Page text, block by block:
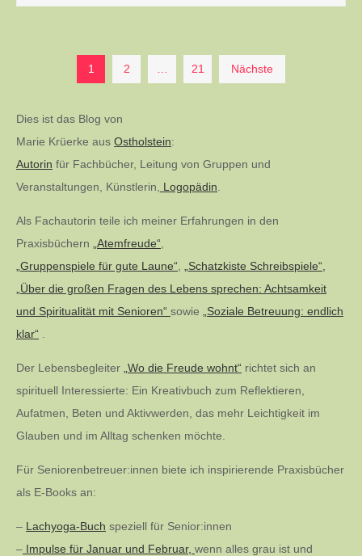
Seitennummerierung
der
Beiträge
1 2 21 Nächste
Dies ist das Blog von
Marie Krüerke aus Ostholstein:
Autorin für Fachbücher, Leitung von Gruppen und
Veranstaltungen, Künstlerin,
Logopädin
Als Fachautorin teile ich meiner Erfahrungen in den
Praxisbüchern
„Atemfreude“
„Gruppenspiele für gute Laune“
„Schatzkiste Schreibspiele“,
„Über die großen Fragen des Lebens sprechen: Achtsamkeit
und Spiritualität mit Senioren“ sowie
„Soziale Betreuung: endlich
klar“
Der Lebensbegleiter „Wo die Freude wohnt“ richtet sich an
spirituell Interessierte: Ein Kreativbuch zum Reflektieren,
Aufatmen, Beten und Aktivwerden, das mehr Leichtigkeit im
Glauben und im Alltag schenken möchte.
Für Seniorenbetreuer:innen biete ich inspirierende Praxisbücher
als E-Books an:
– Lachyoga-Buch speziell für Senior:innen
– Impulse für Januar und Februar, wenn alles grau ist und